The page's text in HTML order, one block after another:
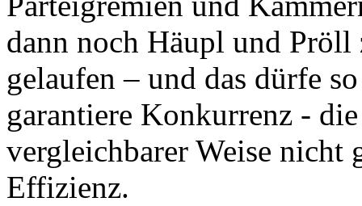
dann noch Häupl und Pröll
gelaufen – und das dürfe
garantiere Konkurrenz -
vergleichbarer Weise nicht
Effizienz.